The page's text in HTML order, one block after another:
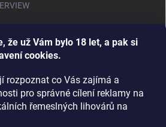
že už Vám bylo 18 let, a pak si
cookies.
rozpoznat co Vás zajímá a
pro správné cílení reklamy na
řemeslných lihovárů na
v magazínu DRINKING-CAT